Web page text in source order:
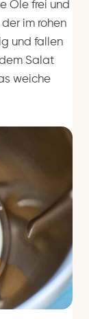
Öle frei und
im rohen
und fallen
Salat
weiche